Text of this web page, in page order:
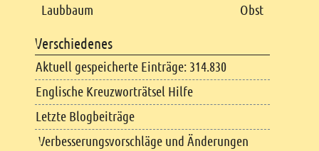
Laubbaum
Obst
Verschiedenes
Aktuell gespeicherte Einträge: 314.830
Englische Kreuzworträtsel Hilfe
Letzte Blogbeiträge
Verbesserungsvorschläge und Änderungen